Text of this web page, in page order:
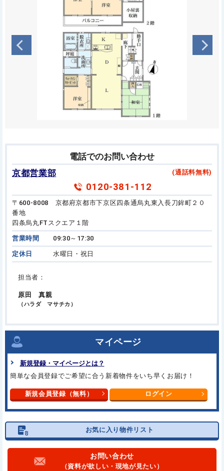
電話でのお問い合わせ
京都営業部
(通話料無料)
0120-381-112
〒600-8008 京都府京都市下京区四条通烏丸東入長刀鉾町２０
番地
四条烏丸FTスクエア１階
営業時間 09:30～17:30
定休日 水曜日・祝日
担当者：
原田 真親
（ハラダ マサチカ）
マイページ
新規登録・マイページとは？
簡単な会員登録でご希望に合う 新着物件をいち早くお届け！
新規会員登録（無料） ログイン
お気に入り物件リスト
お問い合わせ
（資料が欲しい・現地が見たい）